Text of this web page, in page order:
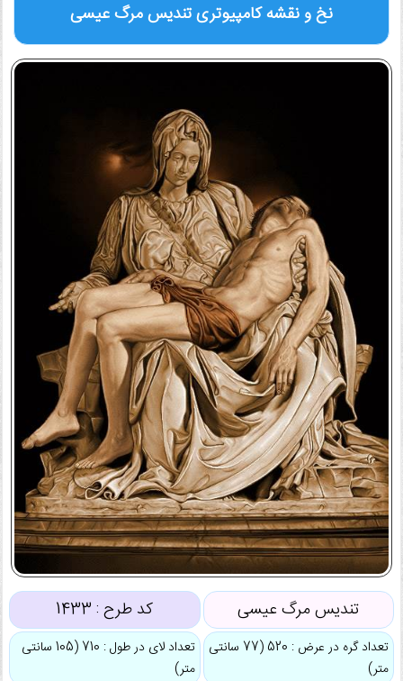
نخ و نقشه کامپیوتریتندیس مرگ عیسی
تندیس مرگ عیسی کد طرح : 1433
تعداد گره در عرض : 520 (77 سانتی
متر)
تعداد لای در طول : 710 (105 سانتی
متر)